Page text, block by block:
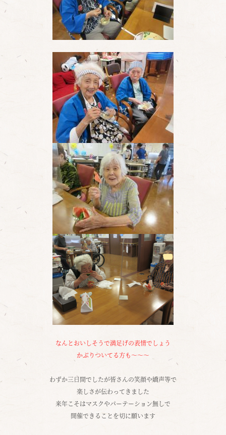
なんとおいしそうで満足げの表情でしょう
かぶりついてる方も～～～
わずか三日間でしたが皆さんの笑顔や嬌声等で
楽しさが伝わってきました
来年こそはマスクやパーテーション無しで
開催できることを切に願います